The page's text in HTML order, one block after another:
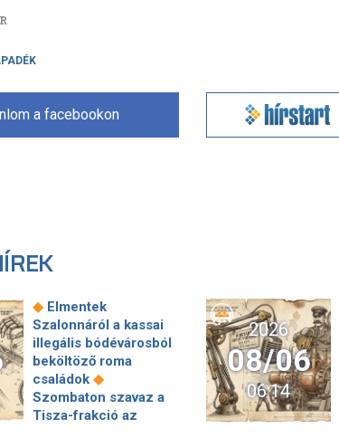
a facebookon
◆ Elmentek
Szalonnáról a kassai
illegális bódévárosból
beköltöző roma
családok ◆
Szombaton szavaz a
Tisza-frakció az
2026
08/06
06:14